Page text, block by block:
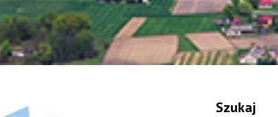
Szukaj